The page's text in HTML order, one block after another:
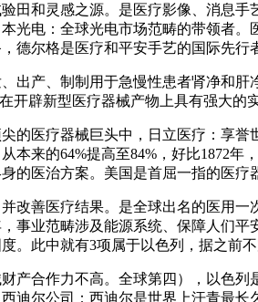
田和灵感之源。是医疗影像、消息
光电：全球光电市场范畴的带领者。
德尔格是医疗和平安手艺的国际先行
产、制制用于急慢性患者肾净和肝
开辟新型医疗器械产物上具有强大的
医疗器械巨头中，日立医疗：享誉
本来的64%提高至84%，好比1872
的医治方案。美国是首屈一指的医疗
善医疗结果。是全球出名的医用一
事业范畴涉及能源系统、保障人们
。此中就有3项属于以色列，据之前
合作力不高。全球第四），以色列
迪尔公司：西迪尔是世界上汗青最